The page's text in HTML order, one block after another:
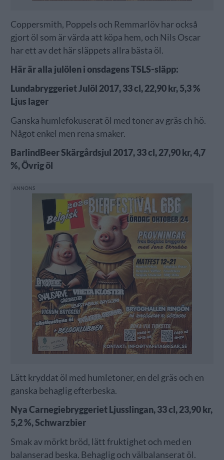
Coppersmith, Poppels och Remmarlöv har också
gjort öl som är värda att köpa hem, och Nils Oscar
har ett av det här släppets allra bästa öl.
Här är alla julölen i onsdagens TSLS-släpp:
Lundabryggeriet Julöl 2017, 33 cl, 22,90 kr, 5,3 %
Ljus lager
Ganska humlefokuserat öl med toner av gräs ch hö.
Något enkel men rena smaker.
BarlindBeer Skärgårdsjul 2017, 33 cl, 27,90 kr, 4,7
%, Övrig öl
Lätt kryddat öl med humletoner, en del gräs och en
ganska behaglig efterbeska.
Nya Carnegiebryggeriet Ljusslingan, 33 cl, 23,90 kr,
5,2 %, Schwarzbier
Smak av mörkt bröd, lätt fruktighet och med en
balanserad beska. Behaglig och välbalanserat öl.